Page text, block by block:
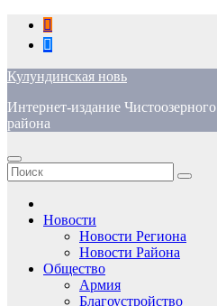
Перейти
содержимому
Кулундинская новь
Интернет-издание Чистоозерного
района
Новости
Новости Региона
Новости Района
Общество
Армия
Благоустройство